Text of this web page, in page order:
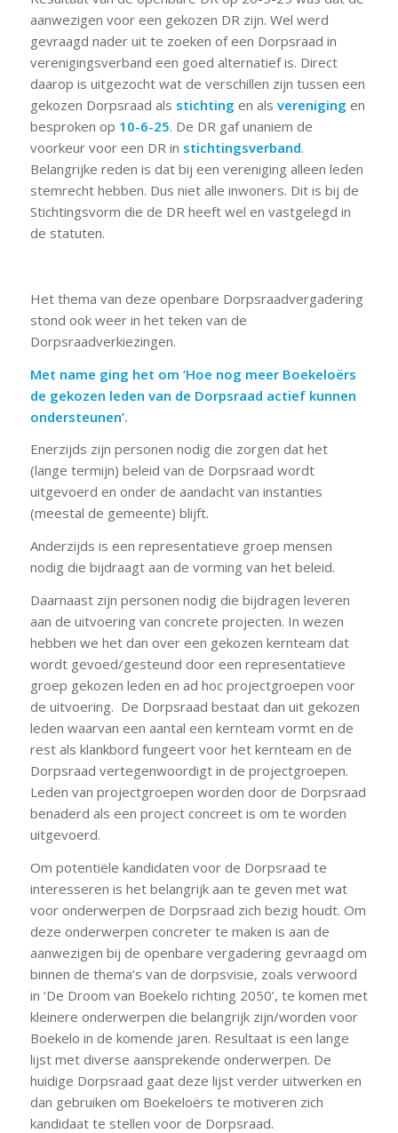
aanwezigen voor een gekozen DR zijn. Wel werd
gevraagd nader uit te zoeken of een Dorpsraad in
verenigingsverband een goed alternatief is. Direct
daarop is uitgezocht wat de verschillen zijn tussen een
gekozen Dorpsraad als stichting en als vereniging en
besproken op 10-6-25. De DR gaf unaniem de
voorkeur voor een DR in stichtingsverband.
Belangrijke reden is dat bij een vereniging alleen leden
stemrecht hebben. Dus niet alle inwoners. Dit is bij de
Stichtingsvorm die de DR heeft wel en vastgelegd in
de statuten.
Het thema van deze openbare Dorpsraadvergadering
stond ook weer in het teken van de
Dorpsraadverkiezingen.
Met name ging het om ‘Hoe nog meer Boekeloërs
de gekozen leden van de Dorpsraad actief kunnen
ondersteunen’.
Enerzijds zijn personen nodig die zorgen dat het
(lange termijn) beleid van de Dorpsraad wordt
uitgevoerd en onder de aandacht van instanties
(meestal de gemeente) blijft.
Anderzijds is een representatieve groep mensen
nodig die bijdraagt aan de vorming van het beleid.
Daarnaast zijn personen nodig die bijdragen leveren
aan de uitvoering van concrete projecten. In wezen
hebben we het dan over een gekozen kernteam dat
wordt gevoed/gesteund door een representatieve
groep gekozen leden en ad hoc projectgroepen voor
de uitvoering. De Dorpsraad bestaat dan uit gekozen
leden waarvan een aantal een kernteam vormt en de
rest als klankbord fungeert voor het kernteam en de
Dorpsraad vertegenwoordigt in de projectgroepen.
Leden van projectgroepen worden door de Dorpsraad
benaderd als een project concreet is om te worden
uitgevoerd.
Om potentiële kandidaten voor de Dorpsraad te
interesseren is het belangrijk aan te geven met wat
voor onderwerpen de Dorpsraad zich bezig houdt. Om
deze onderwerpen concreter te maken is aan de
aanwezigen bij de openbare vergadering gevraagd om
binnen de thema’s van de dorpsvisie, zoals verwoord
in ‘De Droom van Boekelo richting 2050’, te komen met
kleinere onderwerpen die belangrijk zijn/worden voor
Boekelo in de komende jaren. Resultaat is een lange
lijst met diverse aansprekende onderwerpen. De
huidige Dorpsraad gaat deze lijst verder uitwerken en
dan gebruiken om Boekeloërs te motiveren zich
kandidaat te stellen voor de Dorpsraad.